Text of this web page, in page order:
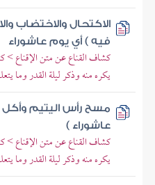
الاكتحال والاختضاب
فيه ) أي يوم عاشوراء
كشاف القناع عن متن الإقناع
يكره منه وذكر ليلة القدر وما
مسح رأس اليتيم وأكل
عاشوراء )
كشاف القناع عن متن الإقناع
يكره منه وذكر ليلة القدر وما